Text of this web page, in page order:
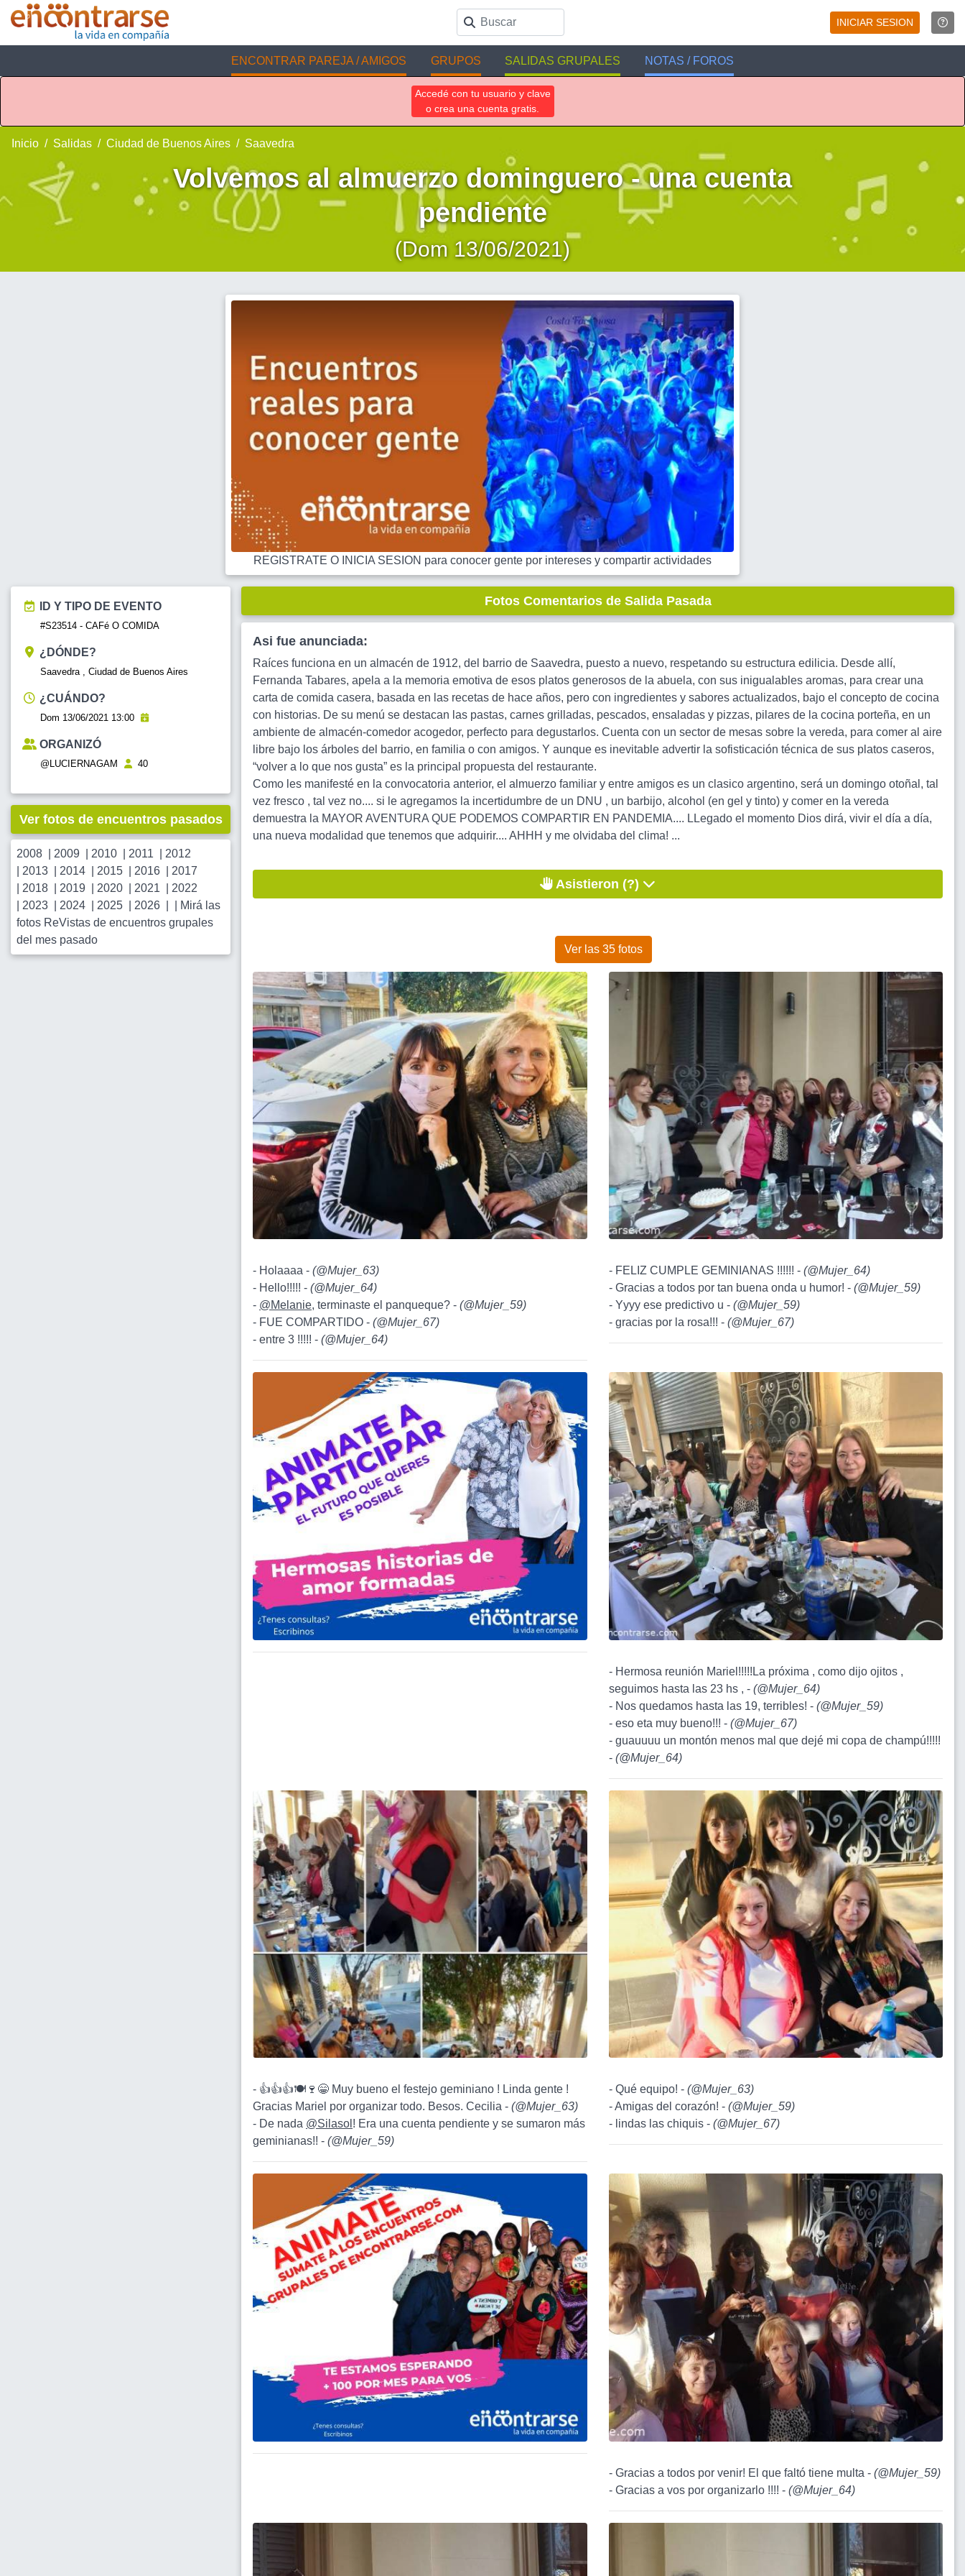
INICIAR SESION
ENCONTRAR PAREJA / AMIGOS GRUPOS SALIDAS GRUPALES NOTAS / FOROS
Accedé con tu usuario y clave
o crea una cuenta gratis.
Inicio Salidas Ciudad de Buenos Aires Saavedra
Volvemos al almuerzo dominguero - una cuenta
pendiente
(Dom 13/06/2021)
REGISTRATE O INICIA SESION para conocer gente por intereses y compartir actividades
ID Y TIPO DE EVENTO
#S23514 - CAFé O COMIDA
¿DÓNDE?
Saavedra , Ciudad de Buenos Aires
¿CUÁNDO?
Dom 13/06/2021 13:00
ORGANIZÓ
@LUCIERNAGAM 40
Ver fotos de encuentros pasados
2008 2009 2010 2011
2012
2013 2014 2015 2016
2017
2018 2019 2020 2021
2022
2023 2024 2025 2026
Mirá las
fotos ReVistas de encuentros grupales
del mes pasado
Fotos Comentarios de Salida Pasada
Asi fue anunciada:
Raíces funciona en un almacén de 1912, del barrio de Saavedra, puesto a nuevo, respetando su estructura edilicia. Desde allí,
Fernanda Tabares, apela a la memoria emotiva de esos platos generosos de la abuela, con sus inigualables aromas, para crear una
carta de comida casera, basada en las recetas de hace años, pero con ingredientes y sabores actualizados, bajo el concepto de cocina
con historias. De su menú se destacan las pastas, carnes grilladas, pescados, ensaladas y pizzas, pilares de la cocina porteña, en un
ambiente de almacén-comedor acogedor, perfecto para degustarlos. Cuenta con un sector de mesas sobre la vereda, para comer al aire
libre bajo los árboles del barrio, en familia o con amigos. Y aunque es inevitable advertir la sofisticación técnica de sus platos caseros,
“volver a lo que nos gusta” es la principal propuesta del restaurante.
Como les manifesté en la convocatoria anterior, el almuerzo familiar y entre amigos es un clasico argentino, será un domingo otoñal, tal
vez fresco , tal vez no.... si le agregamos la incertidumbre de un DNU , un barbijo, alcohol (en gel y tinto) y comer en la vereda
demuestra la MAYOR AVENTURA QUE PODEMOS COMPARTIR EN PANDEMIA.... LLegado el momento Dios dirá, vivir el día a día,
una nueva modalidad que tenemos que adquirir.... AHHH y me olvidaba del clima! ...
Asistieron (?)
Ver las 35 fotos
- Holaaaa - (@Mujer_63)
- Hello!!!!! - (@Mujer_64)
- @Melanie, terminaste el panqueque? - (@Mujer_59)
- FUE COMPARTIDO - (@Mujer_67)
- entre 3 !!!!! - (@Mujer_64)
- FELIZ CUMPLE GEMINIANAS !!!!!! - (@Mujer_64)
- Gracias a todos por tan buena onda u humor! - (@Mujer_59)
- Yyyy ese predictivo u - (@Mujer_59)
- gracias por la rosa!!! - (@Mujer_67)
- Hermosa reunión Mariel!!!!!La próxima , como dijo ojitos ,
seguimos hasta las 23 hs , - (@Mujer_64)
- Nos quedamos hasta las 19, terribles! - (@Mujer_59)
- eso eta muy bueno!!! - (@Mujer_67)
- guauuuu un montón menos mal que dejé mi copa de champú!!!!!
- (@Mujer_64)
- 👍👍👍🍽🍷😁 Muy bueno el festejo geminiano ! Linda gente !
Gracias Mariel por organizar todo. Besos. Cecilia - (@Mujer_63)
- De nada @Silasol ! Era una cuenta pendiente y se sumaron más
geminianas!! - (@Mujer_59)
- Qué equipo! - (@Mujer_63)
- Amigas del corazón! - (@Mujer_59)
- lindas las chiquis - (@Mujer_67)
- Gracias a todos por venir! El que faltó tiene multa - (@Mujer_59)
- Gracias a vos por organizarlo !!!! - (@Mujer_64)